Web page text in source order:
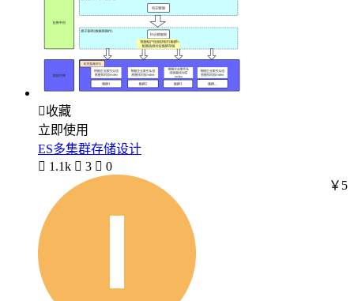
收藏
立即使用
ES多集群存储设计
 1.1k  3  0
￥5